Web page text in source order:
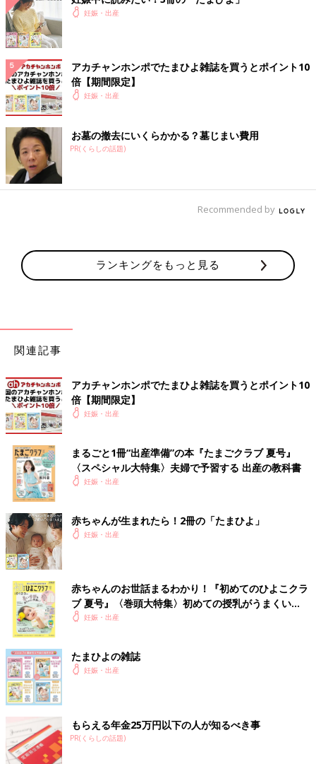
妊娠・出産
アカチャンホンポでたまひよ雑誌を買うとポイント10
倍【期間限定】
妊娠・出産
お墓の撤去にいくらかかる？墓じまい費用
PR(くらしの話題)
Recommended by
ランキングをもっと見る
関連記事
アカチャンホンポでたまひよ雑誌を買うとポイント10
倍【期間限定】
妊娠・出産
まるごと1冊“出産準備”の本『たまごクラブ 夏号』
〈スペシャル大特集〉夫婦で予習する 出産の教科書
妊娠・出産
赤ちゃんが生まれたら！2冊の「たまひよ」
妊娠・出産
赤ちゃんのお世話まるわかり！『初めてのひよこクラ
ブ 夏号』〈巻頭大特集〉初めての授乳がうまくい
く！ おっぱい・ミルクの基本と夏のトラブル 解決テ
妊娠・出産
たまひよの雑誌
妊娠・出産
もらえる年金25万円以下の人が知るべき事
PR(くらしの話題)